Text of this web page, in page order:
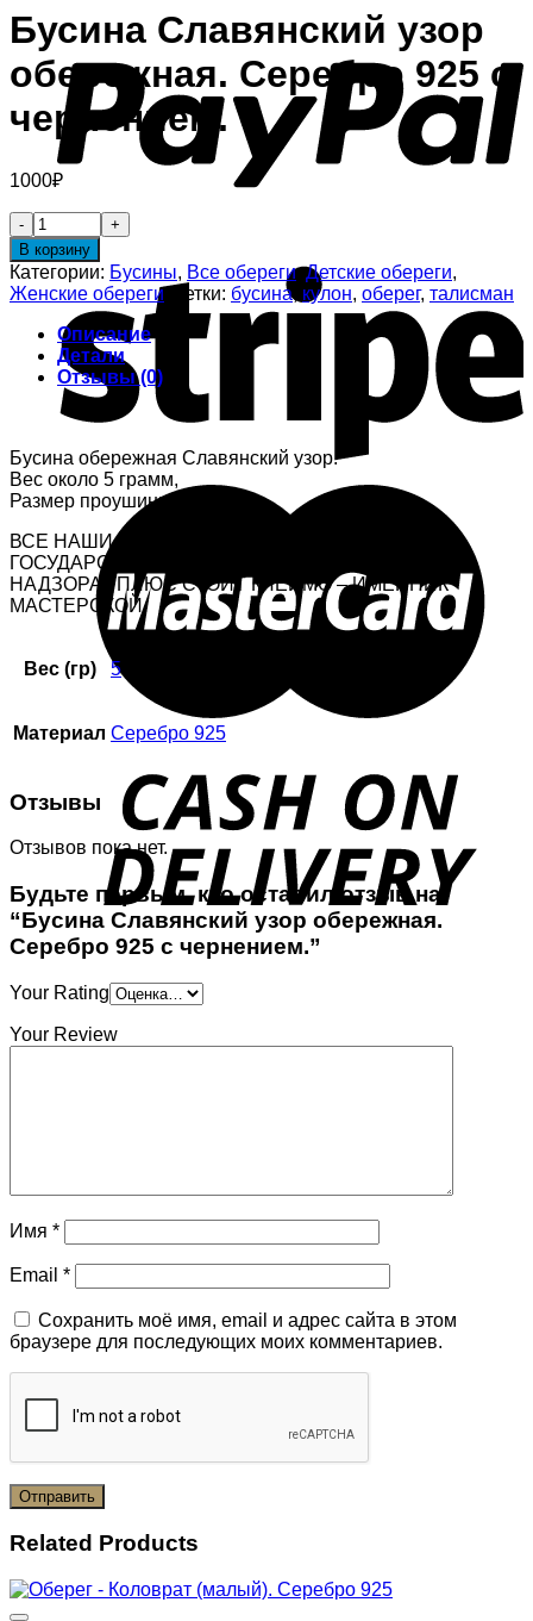
Бусина Славянский узор
обережная. Серебро 925 с
чернением.
1000₽
В корзину
Категории: Бусины, Все обереги,Детские обереги,
Женские обереги
Метки: бусина, кулон, оберег, талисман
Описание
Детали
Отзывы (0)
Бусина обережная Славянский узор.
Вес около 5 грамм,
Размер проушины 5 мм.
ВСЕ НАШИ ИЗДЕЛИЯ АПРОБИРОВАНЫ В С-З
ГОСУДАРСТВЕННОЙ ИНСПЕКЦИИ ПРОБИРНОГО
НАДЗОРА , ПЛЮС СТОИТ КЛЕЙМО – ИМЕННИК
МАСТЕРСКОЙ.
Вес (гр) 5
Материал Серебро 925
Отзывы
Отзывов пока нет.
Будьте первым, кто оставил отзыв на
“Бусина Славянский узор обережная.
Серебро 925 с чернением.”
Your Rating
Your Review
Имя *
Email *
Сохранить моё имя, email и адрес сайта в этом
браузере для последующих моих комментариев.
Related Products